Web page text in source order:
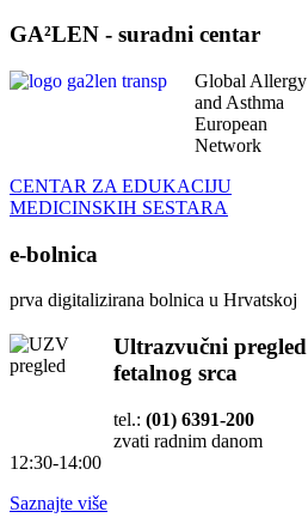
GA²LEN - suradni centar
Global Allergy
and Asthma
European
Network
CENTAR ZA EDUKACIJU
MEDICINSKIH SESTARA
e-bolnica
prva digitalizirana bolnica u Hrvatskoj
Ultrazvučni pregled
fetalnog srca
tel.: (01) 6391-200
zvati radnim danom
12:30-14:00
Saznajte više